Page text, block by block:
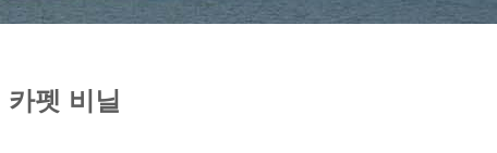
펫 비닐